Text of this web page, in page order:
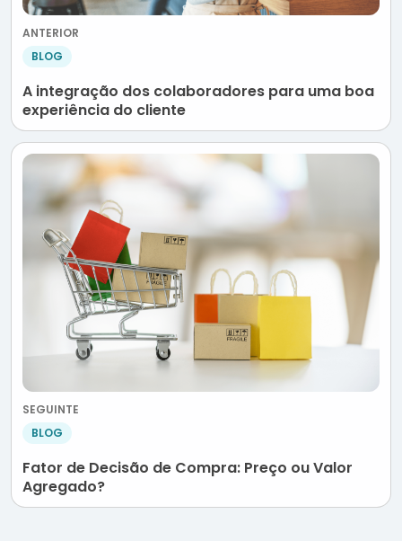
ANTERIOR
BLOG
A integração dos colaboradores para uma boa
experiência do cliente
SEGUINTE
BLOG
Fator de Decisão de Compra: Preço ou Valor
Agregado?